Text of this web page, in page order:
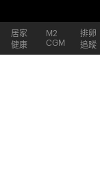
居家
健康
M2
CGM
排卵
追蹤